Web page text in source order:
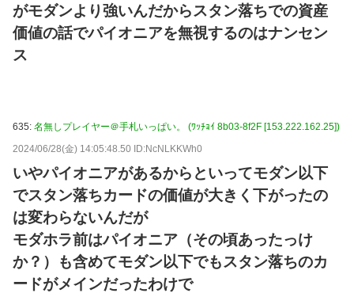
がモダンより強いんだからスタン落ちでの資産
価値の話でパイオニアを無視するのはナンセン
ス
635: 名無しプレイヤー＠手札いっぱい。 (ﾜｯﾁｮｲ 8b03-8f2F [153.222.162.25])
2024/06/28(金) 14:05:48.50 ID:NcNLKKWh0
いやパイオニアがあるからといってモダン以下
でスタン落ちカードの価値が大きく下がったの
は変わらないんだが
モダホラ前はパイオニア（その頃あったっけ
か？）も含めてモダン以下でもスタン落ちのカ
ードがメインだったわけで